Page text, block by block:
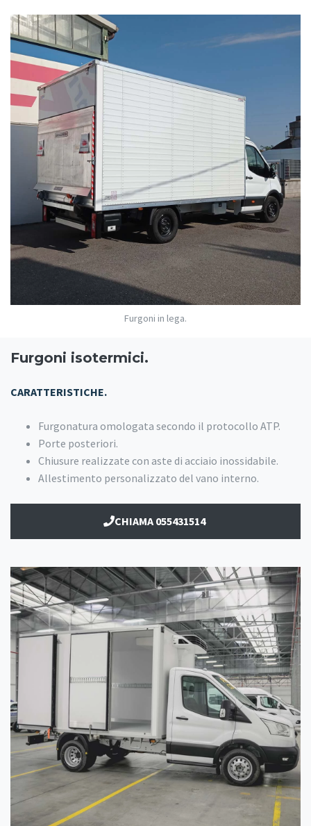
Furgoni in lega.
Furgoni isotermici.
CARATTERISTICHE.
Furgonatura omologata secondo il protocollo ATP.
Porte posteriori.
Chiusure realizzate con aste di acciaio inossidabile.
Allestimento personalizzato del vano interno.
CHIAMA 055431514